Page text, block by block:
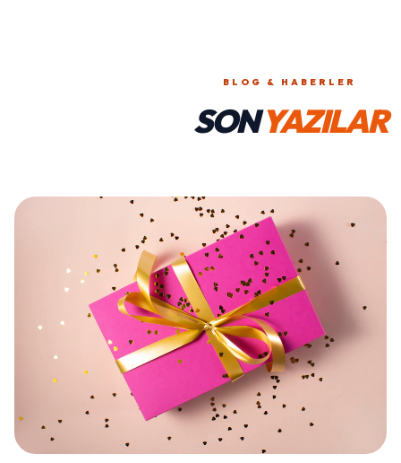
BLOG & HABERLER
SONYAZILAR